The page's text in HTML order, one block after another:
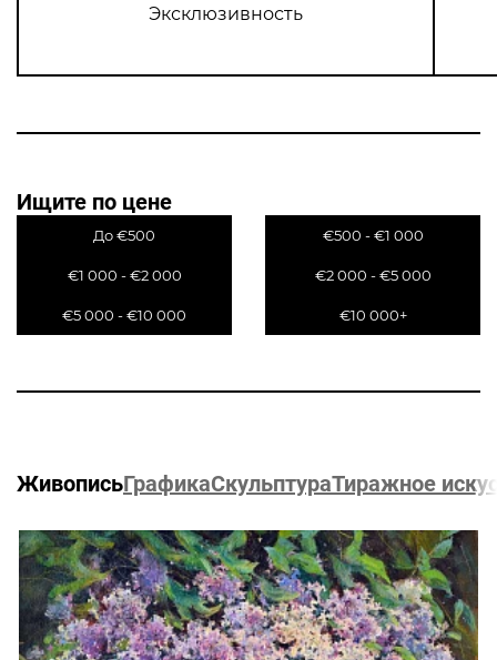
Эксклюзивность
Ищите по цене
До €500 €500 - €1 000
€1 000 - €2 000 €2 000 - €5 000
€5 000 - €10 000 €10 000+
ЖивописьГрафикаСкульптураТиражное